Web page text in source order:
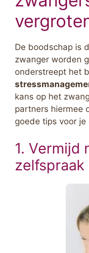
De boodschap is
zwanger worden
onderstreept het
kans op het
partners hiermee
goede tips voor
1. Vermijd
zelfspraak